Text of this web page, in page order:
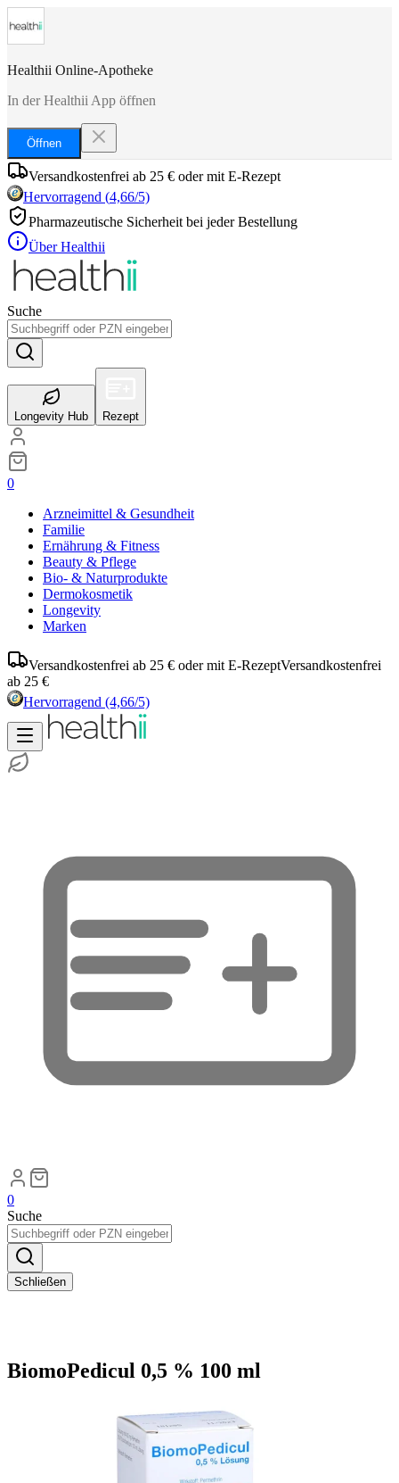
Healthii Online-Apotheke
In der Healthii App öffnen
Öffnen
Versandkostenfrei ab 25 € oder mit E-Rezept
Hervorragend (4,66/5)
Pharmazeutische Sicherheit bei jeder Bestellung
Über Healthii
Suche
Longevity Hub Rezept
0
Arzneimittel & Gesundheit
Familie
Ernährung & Fitness
Beauty & Pflege
Bio- & Naturprodukte
Dermokosmetik
Longevity
Marken
Versandkostenfrei ab 25 € oder mit E-RezeptVersandkostenfrei
ab 25 €
Hervorragend (4,66/5)
0
Suche
Schließen
BiomoPedicul 0,5 % 100 ml